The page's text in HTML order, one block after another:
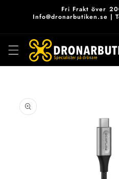
Fri Frakt över
Info@dronarbutiken.se |
vidare till